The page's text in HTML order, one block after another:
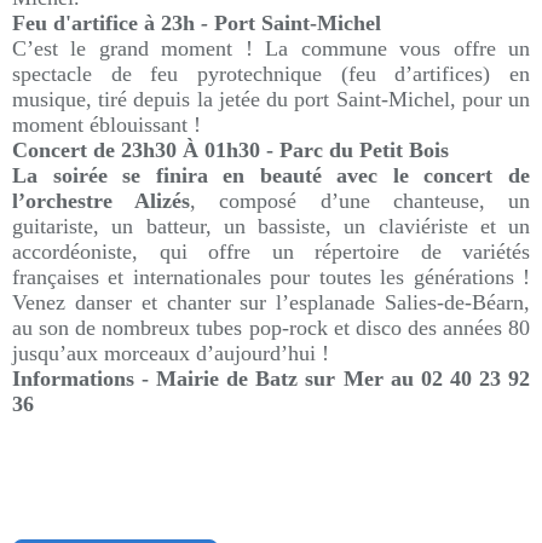
Feu d'artifice à 23h - Port Saint-Michel
C’est le grand moment ! La commune vous offre un
spectacle de feu pyrotechnique (feu d’artifices) en
musique, tiré depuis la jetée du port Saint-Michel, pour un
moment éblouissant !
Concert de 23h30 À 01h30 - Parc du Petit Bois
La soirée se finira en beauté avec le concert de
l’orchestre Alizés, composé d’une chanteuse, un
guitariste, un batteur, un bassiste, un claviériste et un
accordéoniste, qui offre un répertoire de variétés
françaises et internationales pour toutes les générations !
Venez danser et chanter sur l’esplanade Salies-de-Béarn,
au son de nombreux tubes pop-rock et disco des années 80
jusqu’aux morceaux d’aujourd’hui !
Informations -Mairie de Batz sur Mer au 02 40 23 92
36